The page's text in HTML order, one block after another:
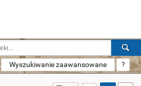
Wyszukiwanie zaawansowane ?